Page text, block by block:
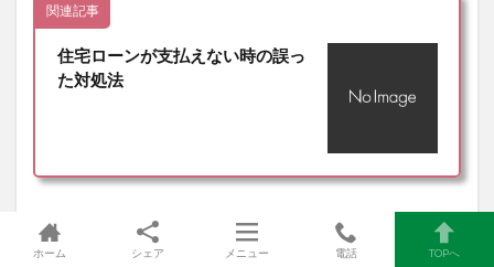
関連記事
住宅ローンが支払えない時の誤っ
た対処法
ホーム シェア メニュー 電話 TOPへ